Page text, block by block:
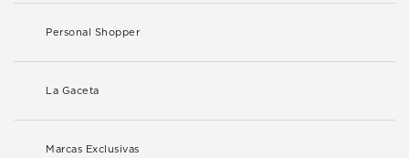
Personal Shopper
La Gaceta
Marcas Exclusivas